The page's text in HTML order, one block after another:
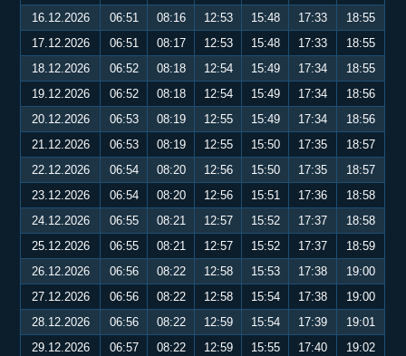
16.12.2026
06:51 08:16 12:53 15:48 17:33
18:55
17.12.2026
06:51 08:17 12:53 15:48 17:33
18:55
18.12.2026
06:52 08:18 12:54 15:49 17:34
18:55
19.12.2026
06:52 08:18 12:54 15:49 17:34
18:56
20.12.2026
06:53 08:19 12:55 15:49 17:34
18:56
21.12.2026
06:53 08:19 12:55 15:50 17:35
18:57
22.12.2026
06:54 08:20 12:56 15:50 17:35
18:57
23.12.2026
06:54 08:20 12:56 15:51 17:36
18:58
24.12.2026
06:55 08:21 12:57 15:52 17:37
18:58
25.12.2026
06:55 08:21 12:57 15:52 17:37
18:59
26.12.2026
06:56 08:22 12:58 15:53 17:38
19:00
27.12.2026
06:56 08:22 12:58 15:54 17:38
19:00
28.12.2026
06:56 08:22 12:59 15:54 17:39
19:01
29.12.2026
06:57 08:22 12:59 15:55 17:40
19:02